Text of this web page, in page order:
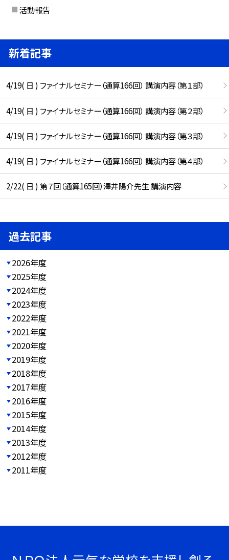
活動報告
新着記事
4/19( 日 ) ファイナルセミナー（通算166回） 講演内容（第１部）
4/19( 日 ) ファイナルセミナー（通算166回） 講演内容（第２部）
4/19( 日 ) ファイナルセミナー（通算166回） 講演内容（第３部）
4/19( 日 ) ファイナルセミナー（通算166回） 講演内容（第４部）
2/22( 日 ) 第７回（通算165回）澤井陽介先生 講演内容
過去記事
2026年度
2025年度
2024年度
2023年度
2022年度
2021年度
2020年度
2019年度
2018年度
2017年度
2016年度
2015年度
2014年度
2013年度
2012年度
2011年度